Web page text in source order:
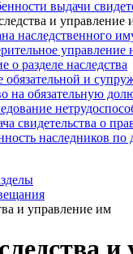
выдачи
и управление
наследственного
о разделе наследства
и
на обязательную
свидетельства о
наследников по
и управление им